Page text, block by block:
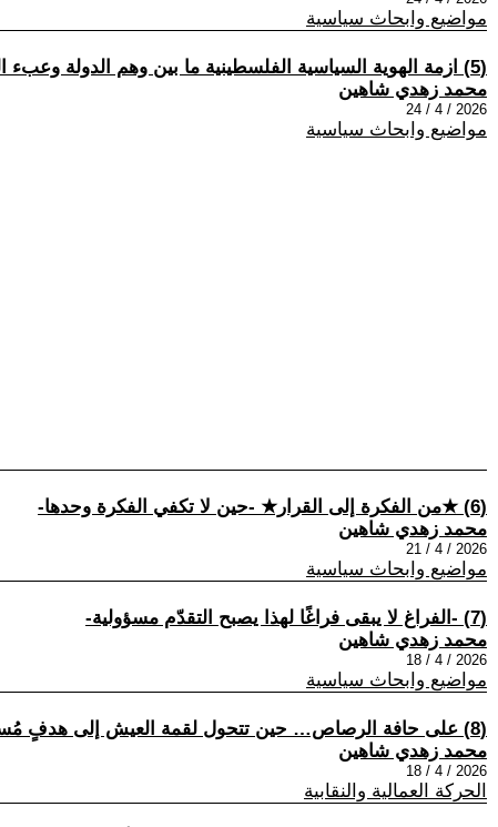
مواضيع وابحاث سياسية
(5) ازمة الهوية السياسية الفلسطينية ما بين وهم الدولة وعبء التحرر ★الحلقة الأولى★
محمد زهدي شاهين
2026 / 4 / 24
مواضيع وابحاث سياسية
(6) ★من الفكرة إلى القرار★ -حين لا تكفي الفكرة وحدها-
محمد زهدي شاهين
2026 / 4 / 21
مواضيع وابحاث سياسية
(7) -الفراغ لا يبقى فراغًا لهذا يصبح التقدّم مسؤولية-
محمد زهدي شاهين
2026 / 4 / 18
مواضيع وابحاث سياسية
(8) على حافة الرصاص… حين تتحول لقمة العيش إلى هدفٍ مُستباح
محمد زهدي شاهين
2026 / 4 / 18
الحركة العمالية والنقابية